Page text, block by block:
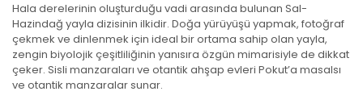
Hala derelerinin oluşturduğu vadi arasında bulunan Sal-
Hazindağ yayla dizisinin ilkidir. Doğa yürüyüşü yapmak, fotoğraf
çekmek ve dinlenmek için ideal bir ortama sahip olan yayla,
zengin biyolojik çeşitliliğinin yanısıra özgün mimarisiyle de dikkat
çeker. Sisli manzaraları ve otantik ahşap evleri Pokut’a masalsı
ve otantik manzaralar sunar.